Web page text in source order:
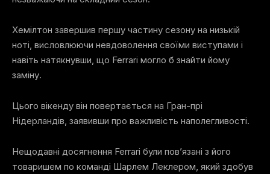
Хемілтон завершив першу частину сезону на низькій
ноті, висловлюючи невдоволення своїми виступами і
навіть натякнувши, що Ferrari могло б знайти йому
заміну.
Цього вікенду він повертається на Гран-прі
Нідерландів, заявивши про важливість наполегливості.
Нещодавні досягнення Ferrari були пов’язані з його
товаришем по команді Шарлем Леклером, який здобув